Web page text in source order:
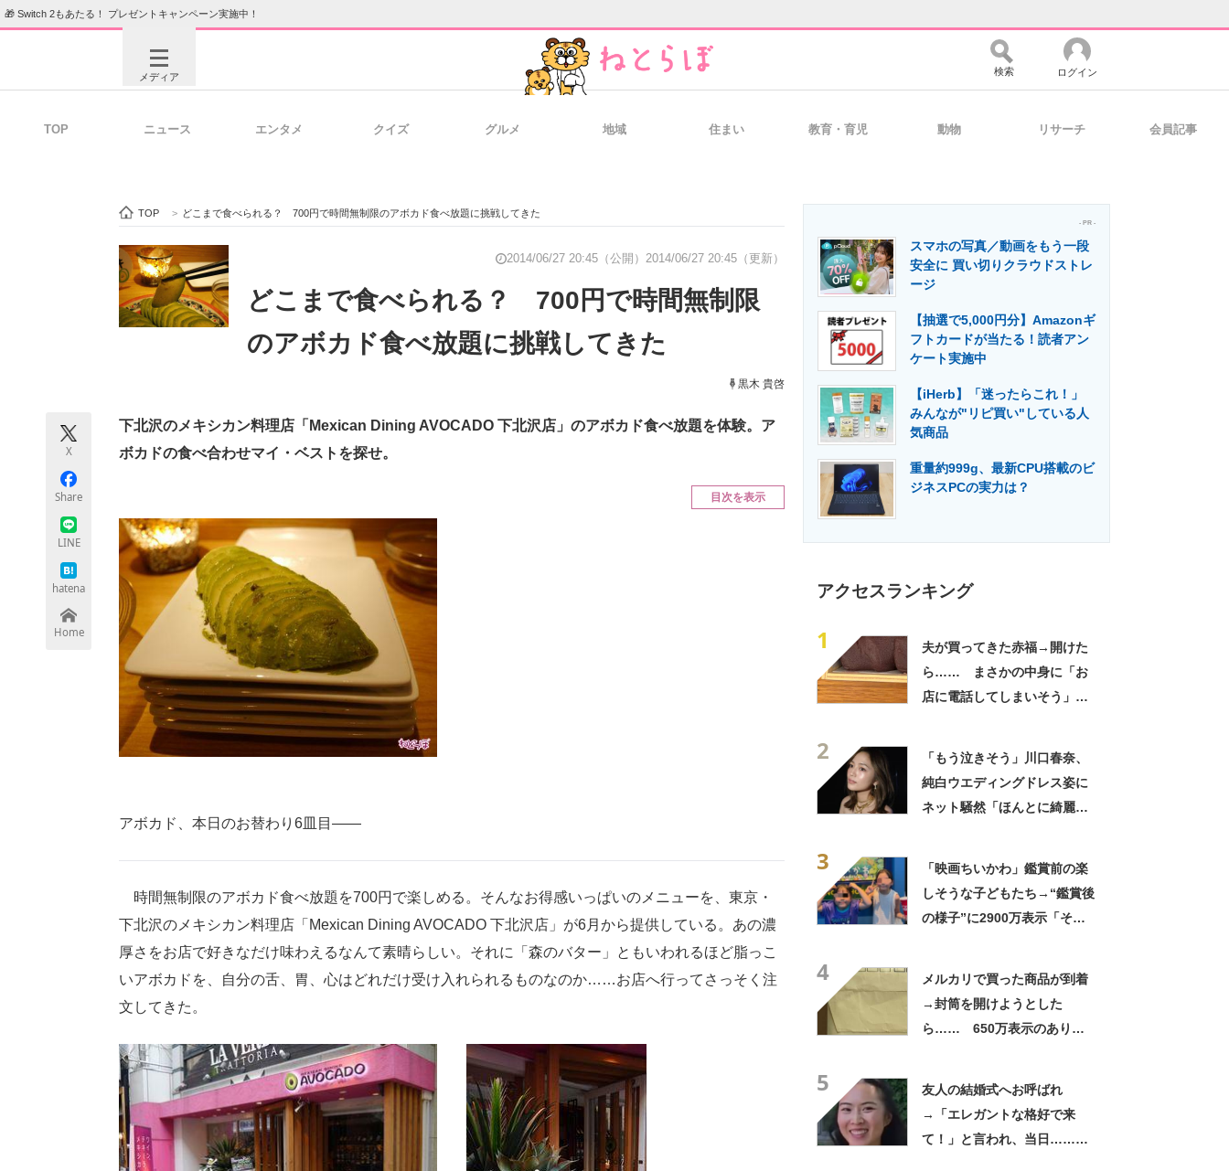
🎁 Switch 2もあたる！ プレゼントキャンペーン実施中！
メディア
ビジネスと働き方のヒント 経営リーダーのコミュニティ マーケ×ITの今がよく分かる
ITエンジニア向け専門サイト 企業向けIT製品の総合サイト IT製品の技術・比較・事例 製造業のIT導入・活用を支援
モノづくり技術者専門サイト エレクトロニクス専門サイト 電子設計の基本と応用 エネルギーの専門メディア 建設×テクノロジーの最前線
検索 ログイン
TOP ニュース エンタメ クイズ グルメ 地域 住まい 教育・育児 動物 リサーチ 会員記事
TOP > どこまで食べられる？ 700円で時間無制限のアボカド食べ放題に挑戦してきた
2014/06/27 20:45（公開） 2014/06/27 20:45（更新）
どこまで食べられる？ 700円で時間無制限
のアボカド食べ放題に挑戦してきた
黒木 貴啓
X
Share
LINE
hatena
Home
下北沢のメキシカン料理店「Mexican Dining AVOCADO 下北沢店」のアボカド食べ放題を体験。ア
ボカドの食べ合わせマイ・ベストを探せ。
目次を表示
アボカド、本日のお替わり6皿目――
時間無制限のアボカド食べ放題を700円で楽しめる。そんなお得感いっぱいのメニューを、東京・
下北沢のメキシカン料理店「Mexican Dining AVOCADO 下北沢店」が6月から提供している。あの濃
厚さをお店で好きなだけ味わえるなんて素晴らしい。それに「森のバター」ともいわれるほど脂っこ
いアボカドを、自分の舌、胃、心はどれだけ受け入れられるものなのか……お店へ行ってさっそく注
文してきた。
- PR -
スマホの写真／動画をもう一段
安全に 買い切りクラウドストレ
ージ
【抽選で5,000円分】Amazonギ
フトカードが当たる！読者アン
ケート実施中
【iHerb】「迷ったらこれ！」
みんなが"リピ買い"している人
気商品
重量約999g、最新CPU搭載のビ
ジネスPCの実力は？
アクセスランキング
1
夫が買ってきた赤福→開けた
ら…… まさかの中身に「お
店に電話してしまいそう」
2
「もう泣きそう」川口春奈、
純白ウエディングドレス姿に
ネット騒然「ほんとに綺麗」
3
「映画ちいかわ」鑑賞前の楽
しそうな子どもたち→“鑑賞後
の様子”に2900万表示「そう
4
メルカリで買った商品が到着
→封筒を開けようとした
ら…… 650万表示のありえ
5
友人の結婚式へお呼ばれ
→「エレガントな格好で来
て！」と言われ、当日……ま